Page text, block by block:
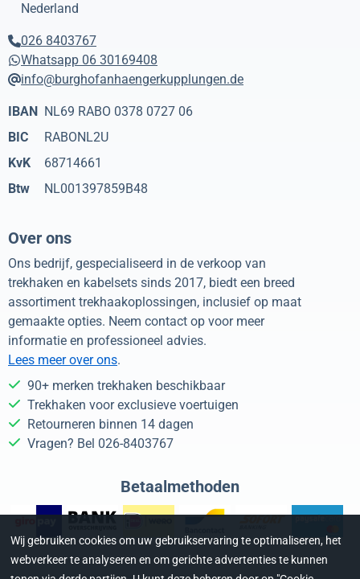
Nederland
026 8403767
Whatsapp 06 30169408
info@burghofanhaengerkupplungen.de
IBAN
NL69 RABO 0378 0727 06
BIC
RABONL2U
KvK
68714661
Btw
NL001397859B48
Over ons
Ons bedrijf, gespecialiseerd in de verkoop van
trekhaken en kabelsets sinds 2017, biedt een breed
assortiment trekhaakoplossingen, inclusief op maat
gemaakte opties. Neem contact op voor meer
informatie en professioneel advies.
Lees meer over ons.
90+ merken trekhaken beschikbaar
Trekhaken voor exclusieve voertuigen
Retourneren binnen 14 dagen
Vragen? Bel 026-8403767
Betaalmethoden
Wij gebruiken cookies om uw gebruikservaring te optimaliseren, het
webverkeer te analyseren en om gerichte advertenties te kunnen